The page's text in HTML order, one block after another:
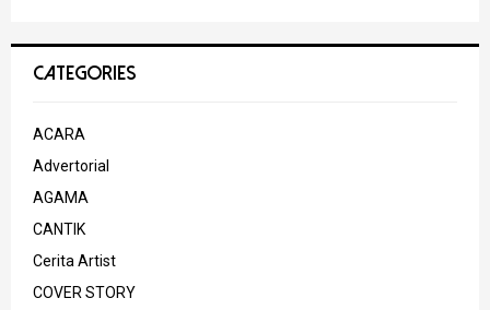
CATEGORIES
ACARA
Advertorial
AGAMA
CANTIK
Cerita Artist
COVER STORY